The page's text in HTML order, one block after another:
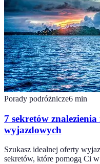
Porady podróżnicze6 min
7 sekretów
wyjazdowych
Szukasz idealnej oferty
sekretów, które pomogą Ci